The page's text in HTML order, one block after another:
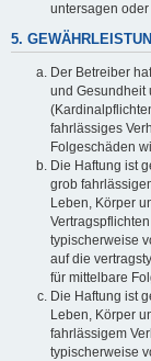
untersagen
5.
Der Betreiber
und Gesundheit
fahrlässiges
Folgeschäden
Die Haftung ist
grob
Leben, Körper
typischerweise
auf die
für mittelbare
Die Haftung ist
Leben, Körper
fahrlässigem
typischerweise